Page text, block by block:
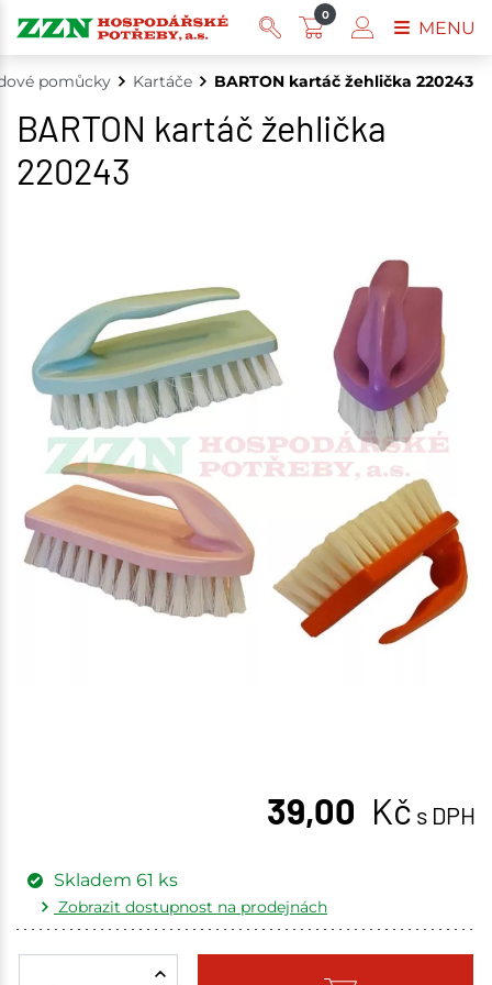
pomůcky Kartáče BARTON kartáč žehlička 220243
BARTON kartáč žehlička
220243
39,00 Kč s DPH
Skladem 61 ks
Zobrazit dostupnost na prodejnách
0
MENU